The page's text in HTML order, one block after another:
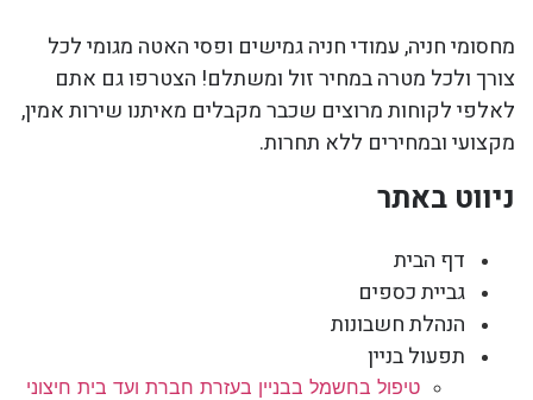
מחסומי חניה, עמודי חניה גמישים ופסי האטה מגומי לכל
צורך ולכל מטרה במחיר זול ומשתלם! הצטרפו גם אתם
לאלפי לקוחות מרוצים שכבר מקבלים מאיתנו שירות אמין,
מקצועי ובמחירים ללא תחרות.
ניווט באתר
דף הבית
גביית כספים
הנהלת חשבונות
תפעול בניין
טיפול בחשמל בבניין בעזרת חברת ועד בית חיצוני